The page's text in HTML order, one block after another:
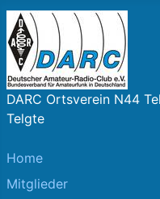
DARC Ortsverein N44
Telgte
Home
Mitglieder